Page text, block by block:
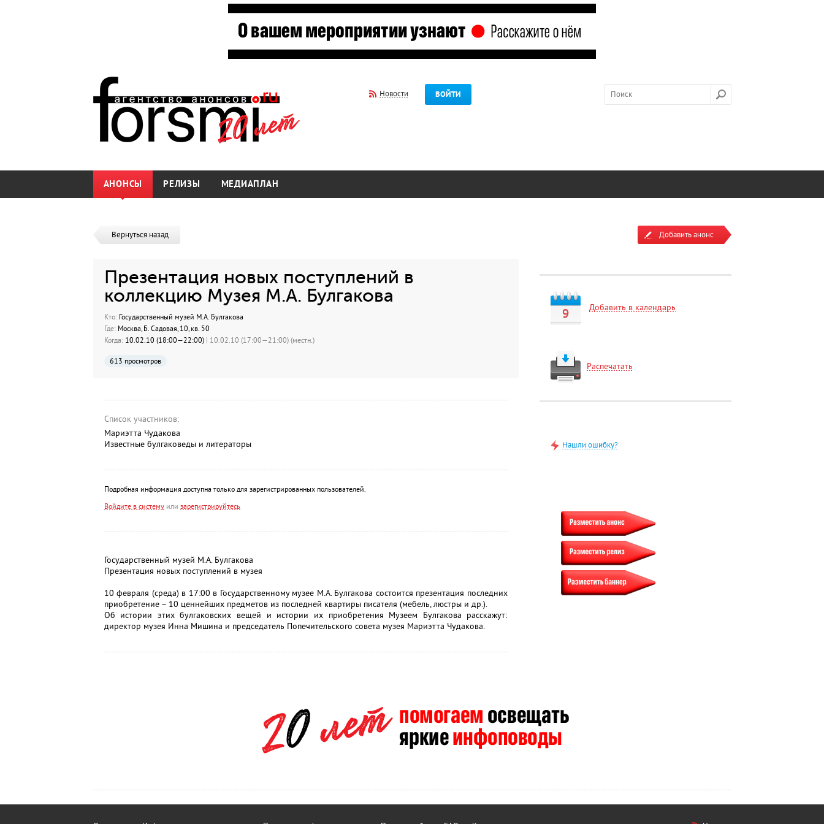
Новости ВОЙТИ
АНОНСЫ РЕЛИЗЫ МЕДИАПЛАН
Вернуться назад
Презентация новых поступлений в
коллекцию Музея М.А. Булгакова
Кто:Государственный музей М.А. Булгакова
Где:Москва, Б. Садовая, 10, кв. 50
Когда:10.02.10 (18:00—22:00) | 10.02.10 (17:00—21:00) (местн.)
613 просмотров
Список участников:
Мариэтта Чудакова
Известные булгаковеды и литераторы
Подробная информация доступна только для зарегистрированных пользователей.
Войдите в системуили зарегистрируйтесь
Государственный музей М.А. Булгакова
Презентация новых поступлений в музея
10 февраля (среда) в 17:00 в Государственному музее М.А. Булгакова состоится презентация последних
приобретение – 10 ценнейших предметов из последней квартиры писателя (мебель, люстры и др.).
Об истории этих булгаковских вещей и истории их приобретения Музеем Булгакова расскажут:
директор музея Инна Мишина и председатель Попечительского совета музея Мариэтта Чудакова.
Добавить анонс
9 Добавить в календарь
Распечатать
Нашли ошибку?